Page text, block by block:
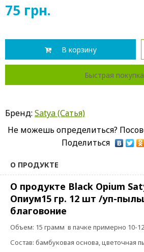
75 грн.
В корзину
Быстрая покупка
Бренд: Satya (Сатья)
Не можешь определиться?
Поделиться
О ПРОДУКТЕ
О продукте Black Opium
Опиум15 гр. 12 шт /уп-
благовоние
Объем: 15 грамм в пачке примерно 10-
Состав: бамбуковая основа, цветочная